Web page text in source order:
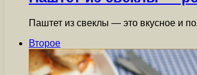
Паштет из свеклы — это вкусное и
Второе